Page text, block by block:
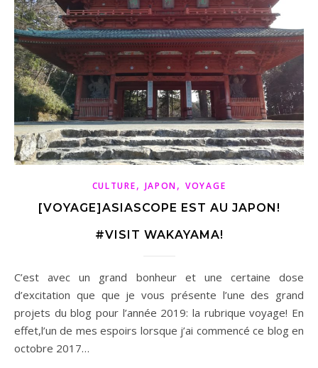
CULTURE, JAPON,VOYAGE
[VOYAGE]ASIASCOPE EST AU JAPON!
#VISIT WAKAYAMA!
C’est avec un grand bonheur et une certaine dose
d’excitation que que je vous présente l’une des grand
projets du blog pour l’année 2019: la rubrique voyage! En
effet,l’un de mes espoirs lorsque j’ai commencé ce blog en
octobre 2017…